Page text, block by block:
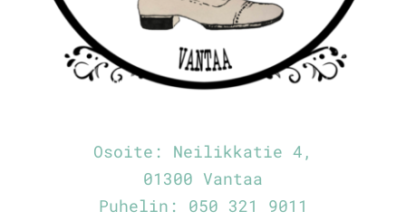
Osoite: Neilikkatie 4,
01300 Vantaa
Puhelin: 050 321 9011